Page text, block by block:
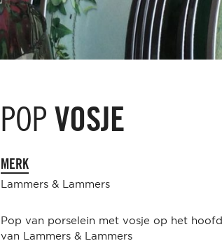
POP VOSJE
MERK
Lammers & Lammers
Pop van porselein met vosje op het hoofd
van Lammers & Lammers